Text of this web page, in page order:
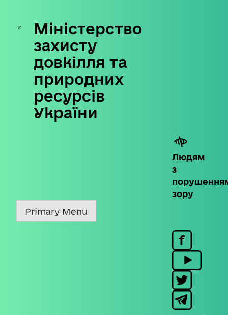
Skip
content
Міністерство
захисту
довкілля та
природних
ресурсів
України
Людям
з
зору
Primary Menu